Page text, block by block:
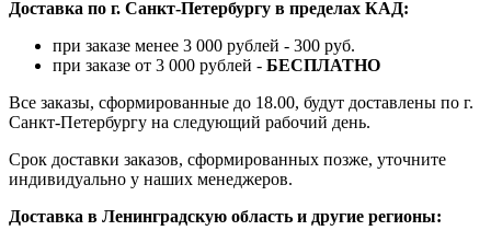
Доставка по г. Санкт-Петербургу в пределах КАД:
при заказе менее 3 000 рублей - 300 руб.
при заказе от 3 000 рублей - БЕСПЛАТНО
Все заказы, сформированные до 18.00, будут доставлены по г.
Санкт-Петербургу на следующий рабочий день.
Срок доставки заказов, сформированных позже, уточните
индивидуально у наших менеджеров.
Доставка в Ленинградскую область и другие регионы: